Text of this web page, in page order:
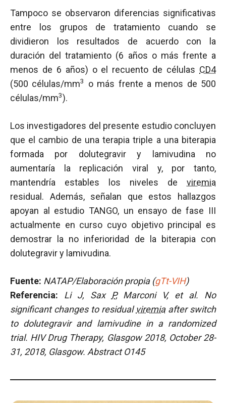
Tampoco se observaron diferencias significativas
entre los grupos de tratamiento cuando se
dividieron los resultados de acuerdo con la
duración del tratamiento (6 años o más frente a
menos de 6 años) o el recuento de células CD4
(500 células/mm3
o más frente a menos de 500
células/mm3).
Los investigadores del presente estudio concluyen
que el cambio de una terapia triple a una biterapia
formada por dolutegravir y lamivudina no
aumentaría la replicación viral y, por tanto,
mantendría estables los niveles de viremia
residual. Además, señalan que estos hallazgos
apoyan al estudio TANGO, un ensayo de fase III
actualmente en curso cuyo objetivo principal es
demostrar la no inferioridad de la biterapia con
dolutegravir y lamivudina.
Fuente: NATAP/Elaboración propia (gTt-VIH)
Referencia: Li J, Sax P, Marconi V, et al. No
significant changes to residualviremiaafter switch
to dolutegravir and lamivudine in a randomized
trial. HIV Drug Therapy, Glasgow 2018, October 28-
31, 2018, Glasgow. Abstract O145